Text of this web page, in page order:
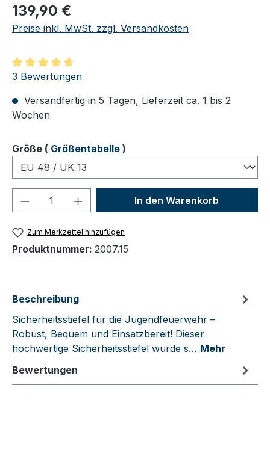
Regulärer Preis:
139,90 €
Preise inkl. MwSt. zzgl. Versandkosten
Durchschnittliche Bewertung von 4.67 von 5 Sternen
3 Bewertungen
Versandfertig in 5 Tagen, Lieferzeit ca. 1 bis 2
Wochen
Größeauswählen
( Größentabelle )
Produkt Anzahl: Gib denIn den Warenkorb
Zum Merkzettel hinzufügen
Produktnummer: 2007.15
Beschreibung
Sicherheitsstiefel für die Jugendfeuerwehr –
Robust, Bequem und Einsatzbereit! Dieser
hochwertige Sicherheitsstiefel wurde s… Mehr
Bewertungen